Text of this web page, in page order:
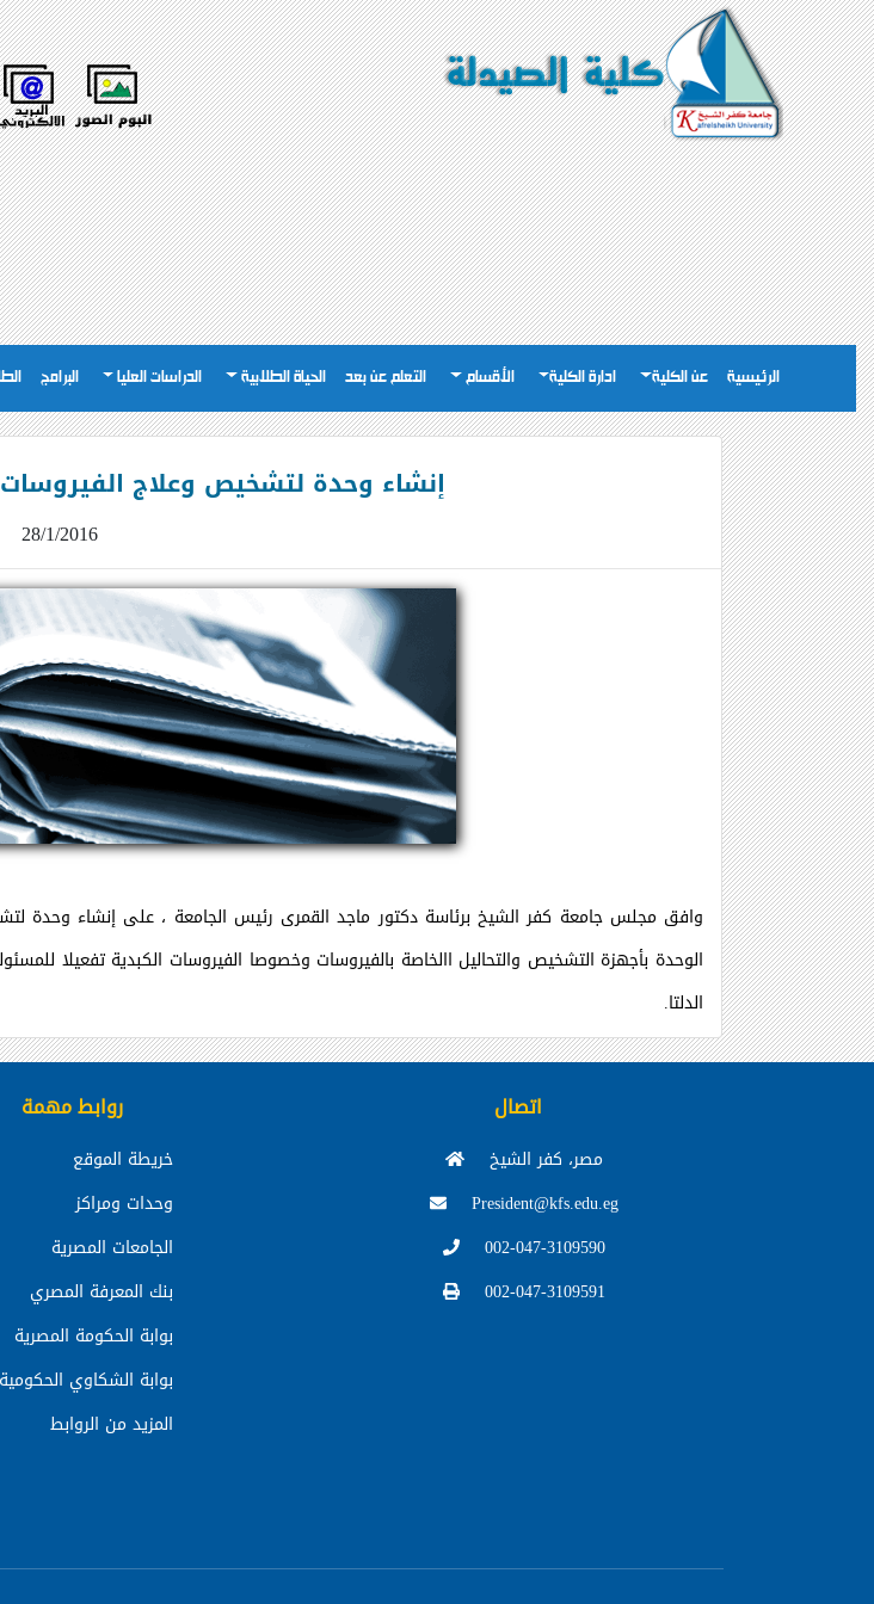
الرئيسية عن الكلية ادارة الكلية الأقسام التعلم عن بعد الحياة الطلابية الدراسات العليا البرامج
إنشاء وحدة لتشخيص وعلاج الفيروسات
28/1/2016
وافق مجلس جامعة كفر الشيخ برئاسة دكتور ماجد القمرى رئيس الجامعة ، على إنشاء وحدة
الوحدة بأجهزة التشخيص والتحاليل االخاصة بالفيروسات وخصوصا الفيروسات الكبدية تفعيلا
الدلتا.
روابط مهمة
خريطة الموقع
وحدات ومراكز
الجامعات المصرية
بنك المعرفة المصري
بوابة الحكومة المصرية
بوابة الشكاوي الحكومية
المزيد من الروابط
اتصال
مصر، كفر الشيخ
President@kfs.edu.eg
002-047-3109590
002-047-3109591